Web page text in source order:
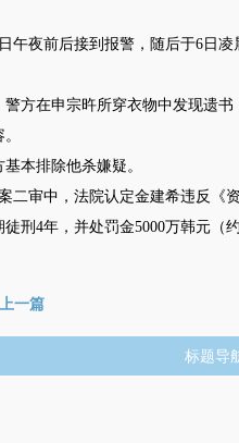
夜前后接到报警，随后于6日凌
在申宗旿所穿衣物中发现遗书
本排除他杀嫌疑。
审中，法院认定金建希违反《
刑4年，并处罚金5000万韩元（
上一篇
标题导